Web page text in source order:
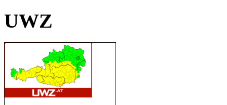
UWZ